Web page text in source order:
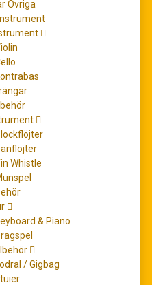
Övriga
Whistle
& Piano
/ Gigbag
in Es/String
127 (stämmor, urtext)
kr
VARUKORG